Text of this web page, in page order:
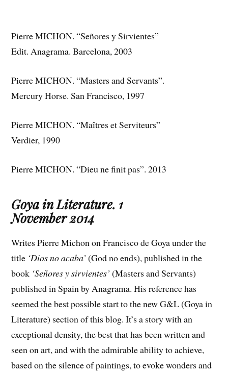
Pierre MICHON. “Señores y Sirvientes”
Edit. Anagrama. Barcelona, 2003
Pierre MICHON. “Masters and Servants”.
Mercury Horse. San Francisco, 1997
Pierre MICHON. “Maîtres et Serviteurs”
Verdier, 1990
Pierre MICHON. “Dieu ne finit pas”. 2013
Goya in Literature. 1
November 2014
Writes Pierre Michon on Francisco de Goya under the
title ‘Dios no acaba’ (God no ends), published in the
book ‘Señores y sirvientes’ (Masters and Servants)
published in Spain by Anagrama. His reference has
seemed the best possible start to the new G&L (Goya in
Literature) section of this blog. It’s a story with an
exceptional density, the best that has been written and
seen on art, and with the admirable ability to achieve,
based on the silence of paintings, to evoke wonders and